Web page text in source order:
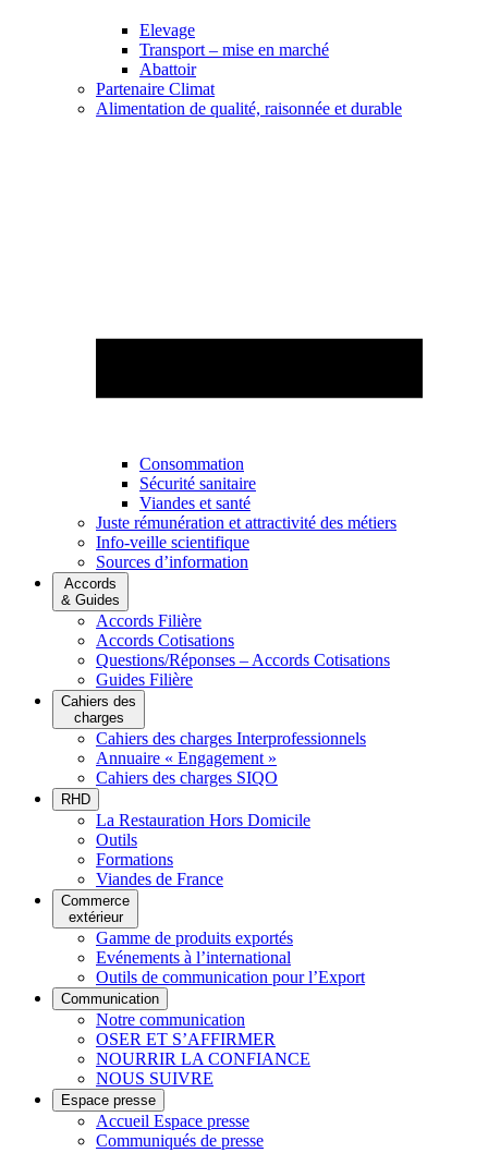
Elevage
Transport – mise en marché
Abattoir
Partenaire Climat
Alimentation de qualité, raisonnée et durable
Consommation
Sécurité sanitaire
Viandes et santé
Juste rémunération et attractivité des métiers
Info-veille scientifique
Sources d’information
Accords
& Guides
Accords Filière
Accords Cotisations
Questions/Réponses – Accords Cotisations
Guides Filière
Cahiers des
charges
Cahiers des charges Interprofessionnels
Annuaire « Engagement »
Cahiers des charges SIQO
RHD
La Restauration Hors Domicile
Outils
Formations
Viandes de France
Commerce
extérieur
Gamme de produits exportés
Evénements à l’international
Outils de communication pour l’Export
Communication
Notre communication
OSER ET S’AFFIRMER
NOURRIR LA CONFIANCE
NOUS SUIVRE
Espace presse
Accueil Espace presse
Communiqués de presse